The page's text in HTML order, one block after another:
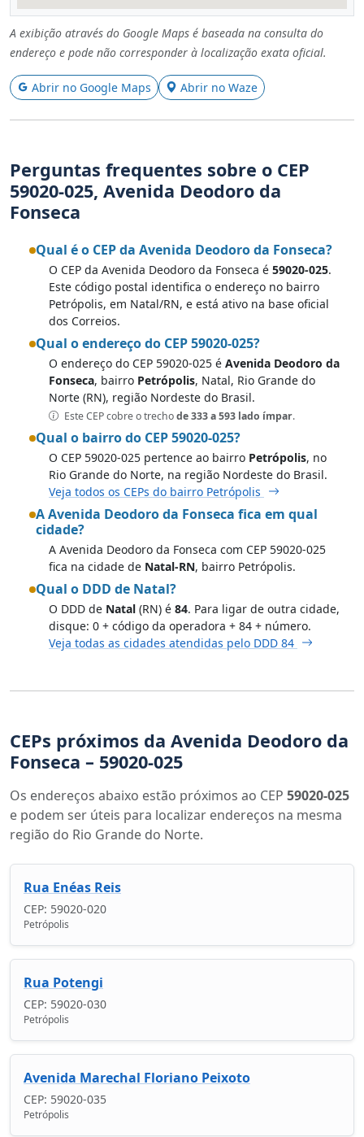
A exibição através do Google Maps é baseada na consulta do
endereço e pode não corresponder à localização exata oficial.
Abrir no Google Maps Abrir no Waze
Perguntas frequentes sobre o CEP
59020-025, Avenida Deodoro da
Fonseca
Qual é o CEP da Avenida Deodoro da Fonseca?
O CEP da Avenida Deodoro da Fonseca é 59020-025.
Este código postal identifica o endereço no bairro
Petrópolis, em Natal/RN, e está ativo na base oficial
dos Correios.
Qual o endereço do CEP 59020-025?
O endereço do CEP 59020-025 é Avenida Deodoro da
Fonseca, bairro Petrópolis, Natal, Rio Grande do
Norte (RN), região Nordeste do Brasil.
Este CEP cobre o trechode 333 a 593 lado ímpar.
Qual o bairro do CEP 59020-025?
O CEP 59020-025 pertence ao bairro Petrópolis, no
Rio Grande do Norte, na região Nordeste do Brasil.
Veja todos os CEPs do bairro Petrópolis
A Avenida Deodoro da Fonseca fica em qual
cidade?
A Avenida Deodoro da Fonseca com CEP 59020-025
fica na cidade de Natal-RN, bairro Petrópolis.
Qual o DDD de Natal?
O DDD de Natal (RN) é 84. Para ligar de outra cidade,
disque: 0 + código da operadora + 84 + número.
Veja todas as cidades atendidas pelo DDD 84
CEPs próximos da Avenida Deodoro da
Fonseca – 59020-025
Os endereços abaixo estão próximos ao CEP 59020-025
e podem ser úteis para localizar endereços na mesma
região do Rio Grande do Norte.
Rua Enéas Reis
CEP: 59020-020
Petrópolis
Rua Potengi
CEP: 59020-030
Petrópolis
Avenida Marechal Floriano Peixoto
CEP: 59020-035
Petrópolis